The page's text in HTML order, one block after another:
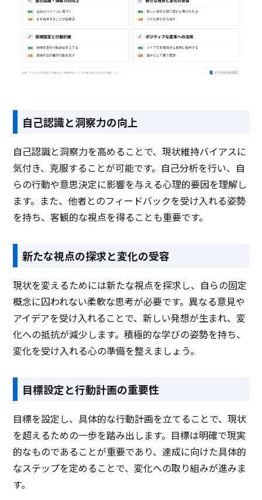
自己認識と洞察力の向上
自己認識と洞察力を高めることで、現状維持バイアスに
気付き、克服することが可能です。自己分析を行い、自
らの行動や意思決定に影響を与える心理的要因を理解し
ます。また、他者とのフィードバックを受け入れる姿勢
を持ち、客観的な視点を得ることも重要です。
新たな視点の探求と変化の受容
現状を変えるためには新たな視点を探求し、自らの固定
概念に囚われない柔軟な思考が必要です。異なる意見や
アイデアを受け入れることで、新しい発想が生まれ、変
化への抵抗が減少します。積極的な学びの姿勢を持ち、
変化を受け入れる心の準備を整えましょう。
目標設定と行動計画の重要性
目標を設定し、具体的な行動計画を立てることで、現状
を超えるための一歩を踏み出します。目標は明確で現実
的なものであることが重要であり、達成に向けた具体的
なステップを定めることで、変化への取り組みが進みま
す。